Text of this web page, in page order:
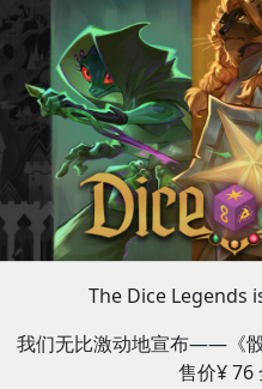
The Dice Legends
我们无比激动地宣布——《
售价¥ 76